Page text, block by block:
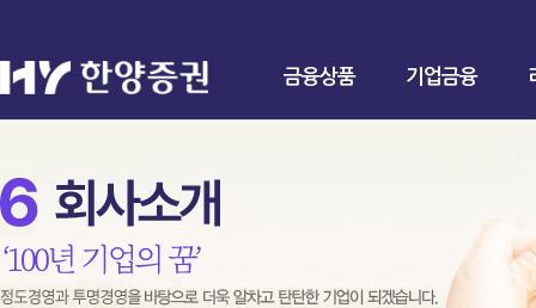
금융상품 기업금융